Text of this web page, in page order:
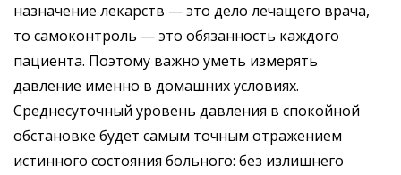
назначение лекарств — это дело лечащего врача,
то самоконтроль — это обязанность каждого
пациента. Поэтому важно уметь измерять
давление именно в домашних условиях.
Среднесуточный уровень давления в спокойной
обстановке будет самым точным отражением
истинного состояния больного: без излишнего